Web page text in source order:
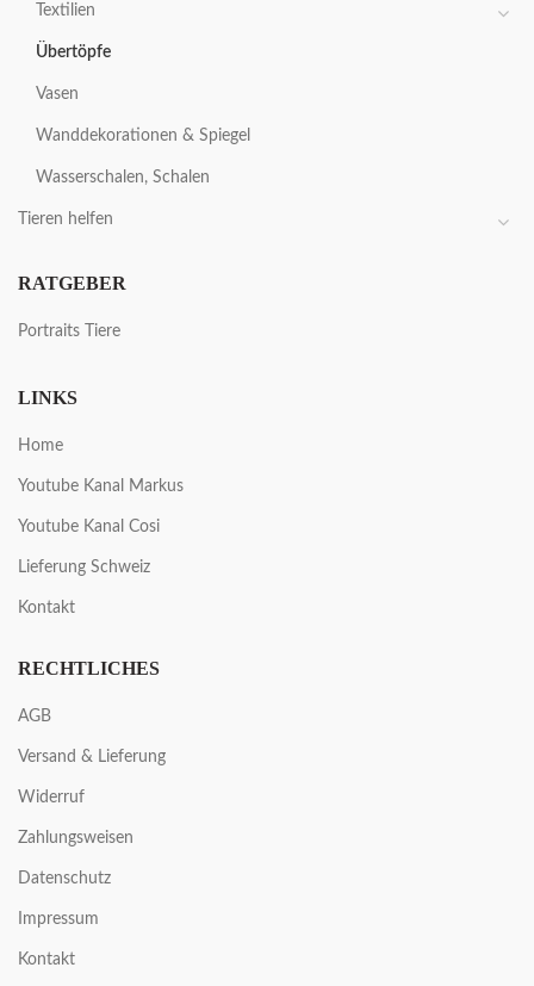
Textilien
Übertöpfe
Vasen
Wanddekorationen & Spiegel
Wasserschalen, Schalen
Tieren helfen
RATGEBER
Portraits Tiere
LINKS
Home
Youtube Kanal Markus
Youtube Kanal Cosi
Lieferung Schweiz
Kontakt
RECHTLICHES
AGB
Versand & Lieferung
Widerruf
Zahlungsweisen
Datenschutz
Impressum
Kontakt